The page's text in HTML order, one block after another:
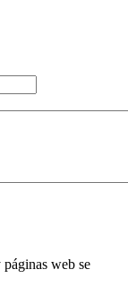
web se